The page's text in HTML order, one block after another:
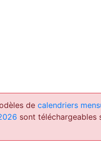
de calendriers
sont téléchargeables